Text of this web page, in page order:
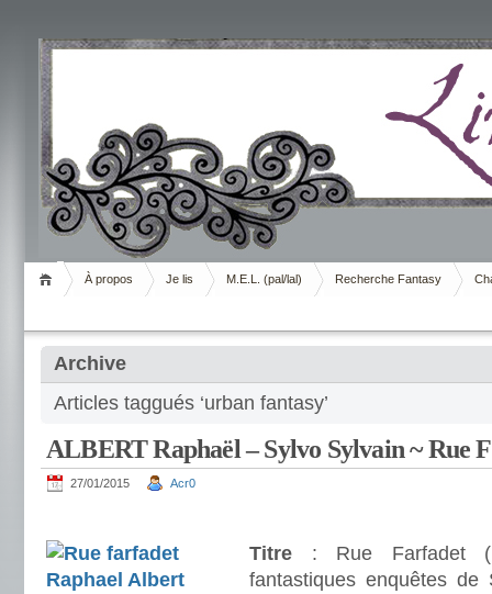
Livrement
À propos Je lis M.E.L. (pal/lal) Recherche Fantasy
Archive
Articles taggués ‘urban fantasy’
ALBERT Raphaël – Sylvo Sylvain ~ Rue
27/01/2015 Acr0
Titre : Rue Farfadet
fantastiques enquêtes de